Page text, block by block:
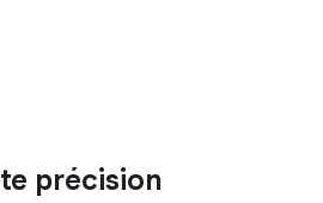
précision